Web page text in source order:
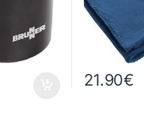
21.90€